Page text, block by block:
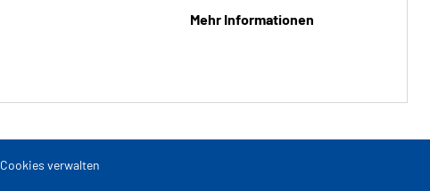
Mehr Informationen
Cookies verwalten